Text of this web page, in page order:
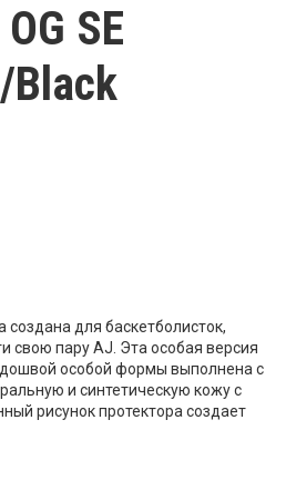
SE
Black
для баскетболисток,
свою пару AJ. Эта особая версия
особой формы выполнена с
и синтетическую кожу с
рисунок протектора создает